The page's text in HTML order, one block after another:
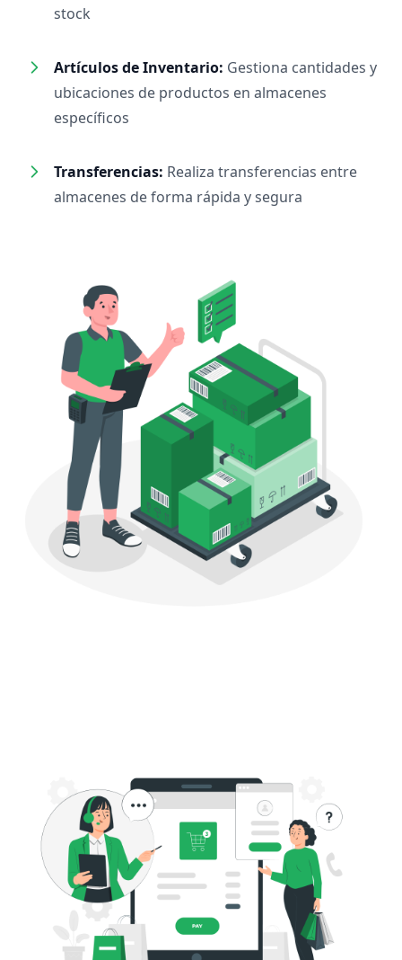
stock
Artículos de Inventario: Gestiona cantidades y
ubicaciones de productos en almacenes
específicos
Transferencias: Realiza transferencias entre
almacenes de forma rápida y segura